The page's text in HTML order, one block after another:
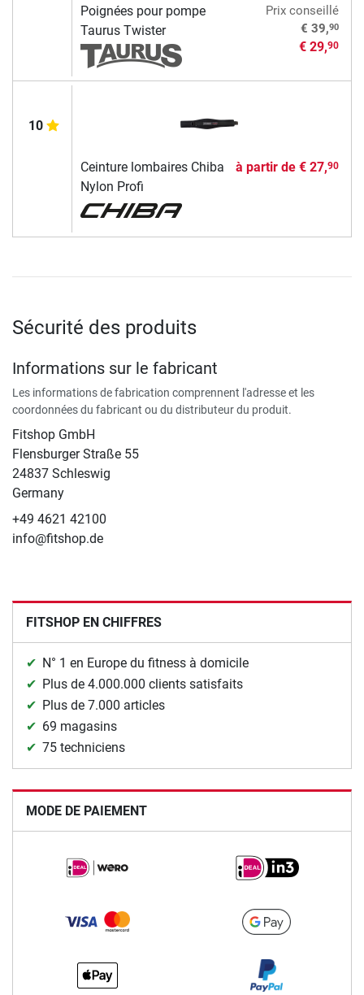
Poignées pour pompe
Taurus Twister
Prix conseillé
€ 39,90
€ 29,90
10
Ceinture lombaires Chiba
Nylon Profi
à partir de € 27,90
Sécurité des produits
Informations sur le fabricant
Les informations de fabrication comprennent l'adresse et les
coordonnées du fabricant ou du distributeur du produit.
Fitshop GmbH
Flensburger Straße 55
24837 Schleswig
Germany
+49 4621 42100
info@fitshop.de
FITSHOP EN CHIFFRES
N° 1 en Europe du fitness à domicile
Plus de 4.000.000 clients satisfaits
Plus de 7.000 articles
69 magasins
75 techniciens
MODE DE PAIEMENT